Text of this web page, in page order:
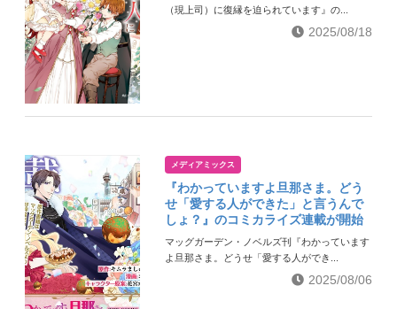
（現上司）に復縁を迫られています』の...
2025/08/18
メディアミックス
『わかっていますよ旦那さま。どう
せ「愛する人ができた」と言うんで
しょ？』のコミカライズ連載が開始
マッグガーデン・ノベルズ刊『わかっています
よ旦那さま。どうせ「愛する人ができ...
2025/08/06